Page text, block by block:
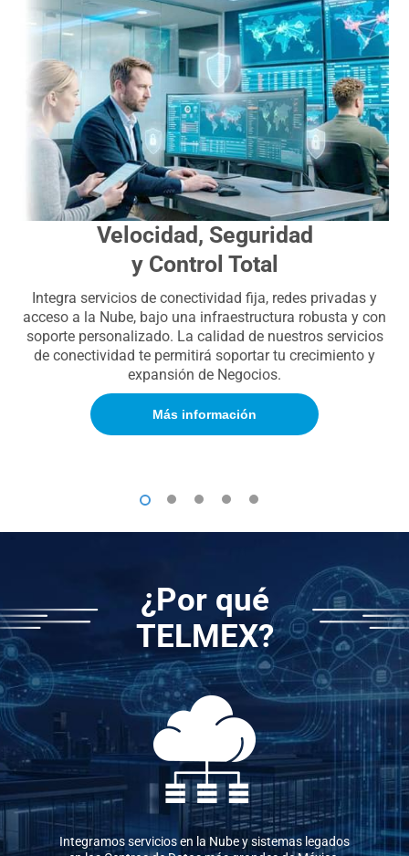
Velocidad, Seguridad
y Control Total
Integra servicios de conectividad fija, redes privadas y
acceso a la Nube, bajo una infraestructura robusta y con
soporte personalizado. La calidad de nuestros servicios
de conectividad te permitirá soportar tu crecimiento y
expansión de Negocios.
Más información
1 2 3 4 5
¿Por qué
TELMEX?
Integramos servicios en la Nube y sistemas legados